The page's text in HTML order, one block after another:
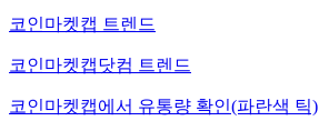
코인마켓캡 트렌드
코인마켓캡닷컴 트렌드
코인마켓캡에서 유통량 확인(파란색 틱)